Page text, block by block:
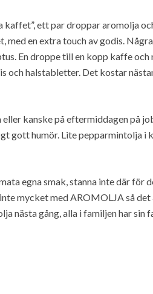
ett par droppar aromolja
med en extra touch av godis.
En droppe till en kopp kaffe och
och halstabletter. Det kostar
eller kanske på eftermiddagen på
gott humör. Lite pepparmintolja
egna smak, stanna inte där för
mycket med AROMOLJA så
nästa gång, alla i familjen har sin